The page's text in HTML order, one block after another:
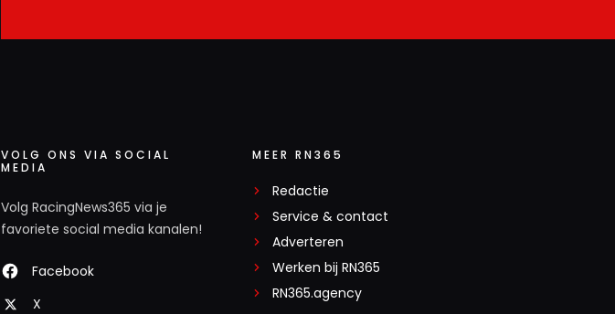
VOLG ONS VIA SOCIAL
MEDIA
Volg RacingNews365 via je
favoriete social media kanalen!
Facebook
X
MEER RN365
Redactie
Service & contact
Adverteren
Werken bij RN365
RN365.agency